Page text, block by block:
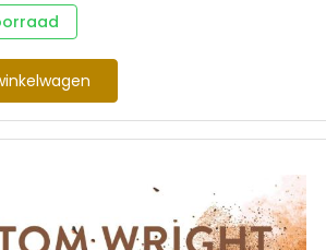
sterven en de opstanding van Jezus!
van de veertigdagentijd een overdenking
bij de eerste veertig psalmen. • Om alleen
te lezen, bijvoorbeeld na de maaltijd.
(1974) is voorganger van
Met z’n vrouw en twee dochters woont